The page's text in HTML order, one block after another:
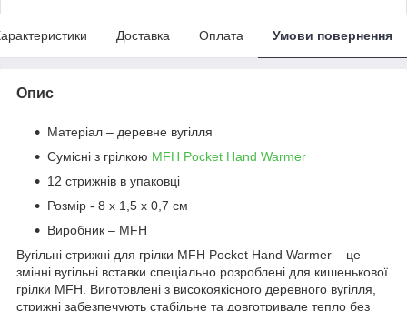
Доставка Оплата Умови повернення
Опис
Матеріал – деревне вугілля
Сумісні з грілкою MFH Pocket Hand Warmer
12 стрижнів в упаковці
Розмір - 8 х 1,5 х 0,7 см
Виробник – MFH
Вугільні стрижні для грілки MFH Pocket Hand Warmer – це
змінні вугільні вставки спеціально розроблені для кишенькової
грілки MFH. Виготовлені з високоякісного деревного вугілля,
стрижні забезпечують стабільне та довготривале тепло без